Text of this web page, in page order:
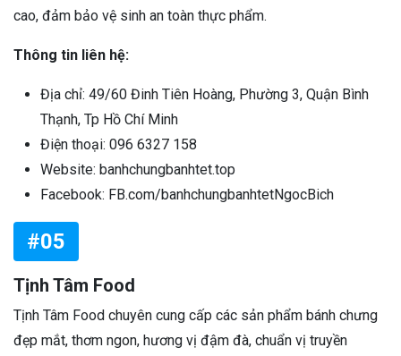
cao, đảm bảo vệ sinh an toàn thực phẩm.
Thông tin liên hệ:
Địa chỉ: 49/60 Đinh Tiên Hoàng, Phường 3, Quận Bình
Thạnh, Tp Hồ Chí Minh
Điện thoại: 096 6327 158
Website: banhchungbanhtet.top
Facebook: FB.com/banhchungbanhtetNgocBich
#05
Tịnh Tâm Food
Tịnh Tâm Food chuyên cung cấp các sản phẩm bánh chưng
đẹp mắt, thơm ngon, hương vị đậm đà, chuẩn vị truyền